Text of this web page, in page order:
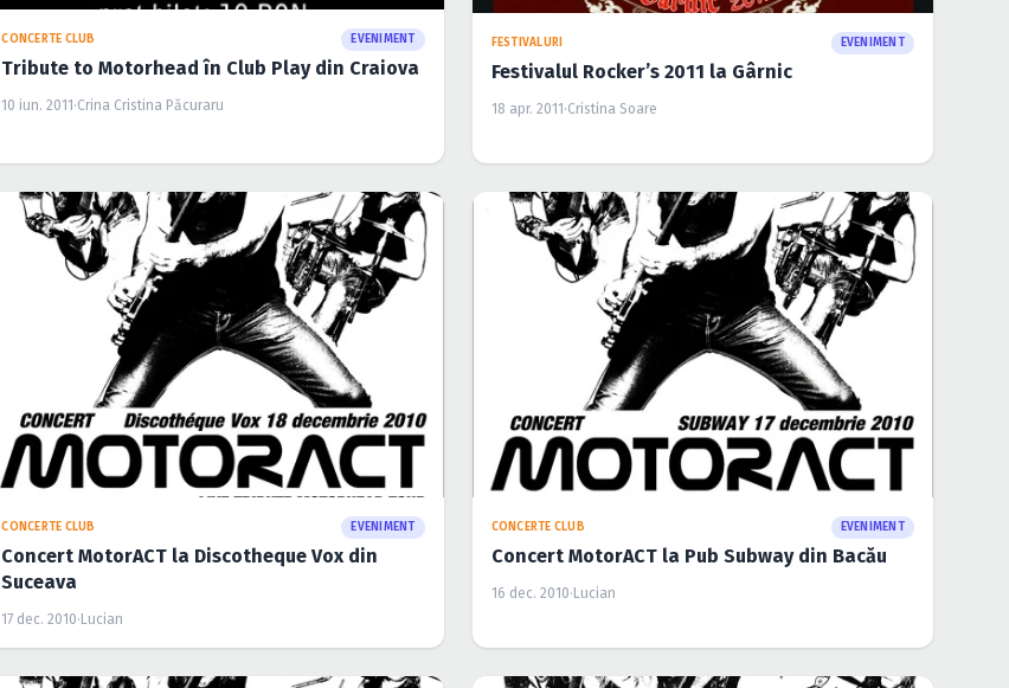
CONCERTE CLUB EVENIMENT
Tribute to Motorhead în Club Play din Craiova
10 iun. 2011 ·Crina Cristina Păcuraru
FESTIVALURI EVENIMENT
Festivalul Rocker’s 2011 la Gârnic
18 apr. 2011·Cristina Soare
CONCERTE CLUB EVENIMENT
Concert MotorACT la Discotheque Vox din
Suceava
17 dec. 2010·Lucian
CONCERTE CLUB EVENIMENT
Concert MotorACT la Pub Subway din Bacău
16 dec. 2010·Lucian